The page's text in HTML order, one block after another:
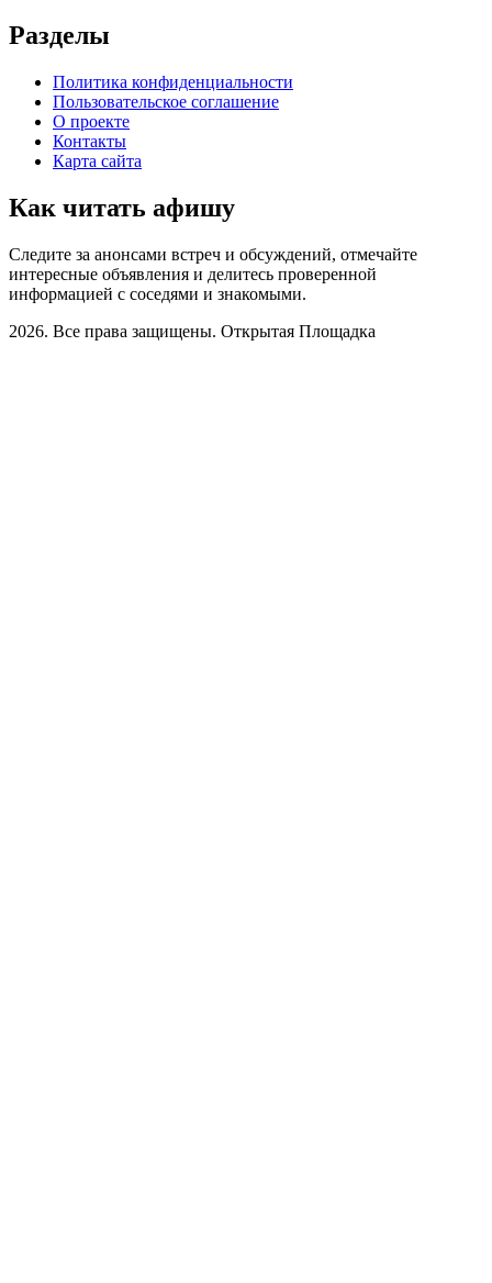
Разделы
Политика конфиденциальности
Пользовательское соглашение
О проекте
Контакты
Карта сайта
Как читать афишу
Следите за анонсами встреч и обсуждений, отмечайте
интересные объявления и делитесь проверенной
информацией с соседями и знакомыми.
2026. Все права защищены. Открытая Площадка